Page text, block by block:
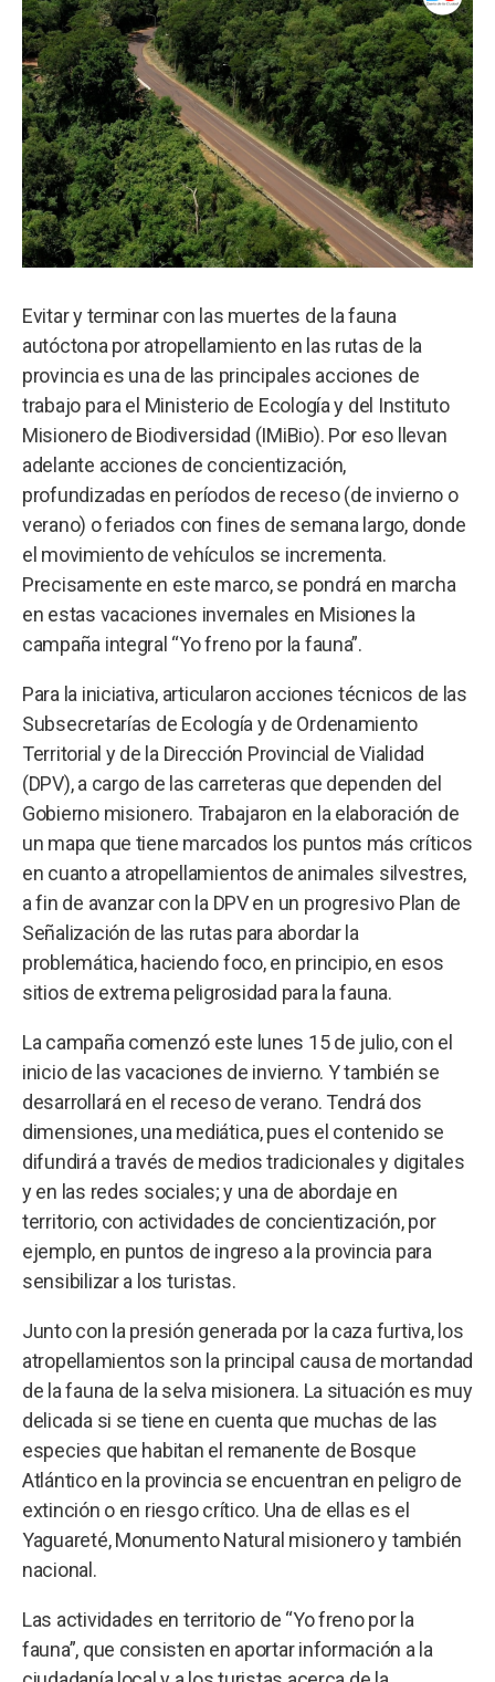
Evitar y terminar con las muertes de la fauna
autóctona por atropellamiento en las rutas de la
provincia es una de las principales acciones de
trabajo para el Ministerio de Ecología y del Instituto
Misionero de Biodiversidad (IMiBio). Por eso llevan
adelante acciones de concientización,
profundizadas en períodos de receso (de invierno o
verano) o feriados con fines de semana largo, donde
el movimiento de vehículos se incrementa.
Precisamente en este marco, se pondrá en marcha
en estas vacaciones invernales en Misiones la
campaña integral “Yo freno por la fauna”.
Para la iniciativa, articularon acciones técnicos de las
Subsecretarías de Ecología y de Ordenamiento
Territorial y de la Dirección Provincial de Vialidad
(DPV), a cargo de las carreteras que dependen del
Gobierno misionero. Trabajaron en la elaboración de
un mapa que tiene marcados los puntos más críticos
en cuanto a atropellamientos de animales silvestres,
a fin de avanzar con la DPV en un progresivo Plan de
Señalización de las rutas para abordar la
problemática, haciendo foco, en principio, en esos
sitios de extrema peligrosidad para la fauna.
La campaña comenzó este lunes 15 de julio, con el
inicio de las vacaciones de invierno. Y también se
desarrollará en el receso de verano. Tendrá dos
dimensiones, una mediática, pues el contenido se
difundirá a través de medios tradicionales y digitales
y en las redes sociales; y una de abordaje en
territorio, con actividades de concientización, por
ejemplo, en puntos de ingreso a la provincia para
sensibilizar a los turistas.
Junto con la presión generada por la caza furtiva, los
atropellamientos son la principal causa de mortandad
de la fauna de la selva misionera. La situación es muy
delicada si se tiene en cuenta que muchas de las
especies que habitan el remanente de Bosque
Atlántico en la provincia se encuentran en peligro de
extinción o en riesgo crítico. Una de ellas es el
Yaguareté, Monumento Natural misionero y también
nacional.
Las actividades en territorio de “Yo freno por la
fauna”, que consisten en aportar información a la